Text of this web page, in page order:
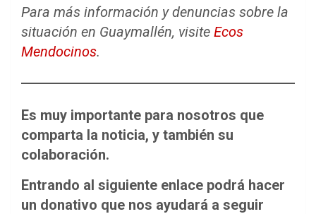
Para más información y denuncias sobre la
situación en Guaymallén, visite Ecos
Mendocinos.
Es muy importante para nosotros que
comparta la noticia, y también su
colaboración.
Entrando al siguiente enlace podrá hacer
un donativo que nos ayudará a seguir